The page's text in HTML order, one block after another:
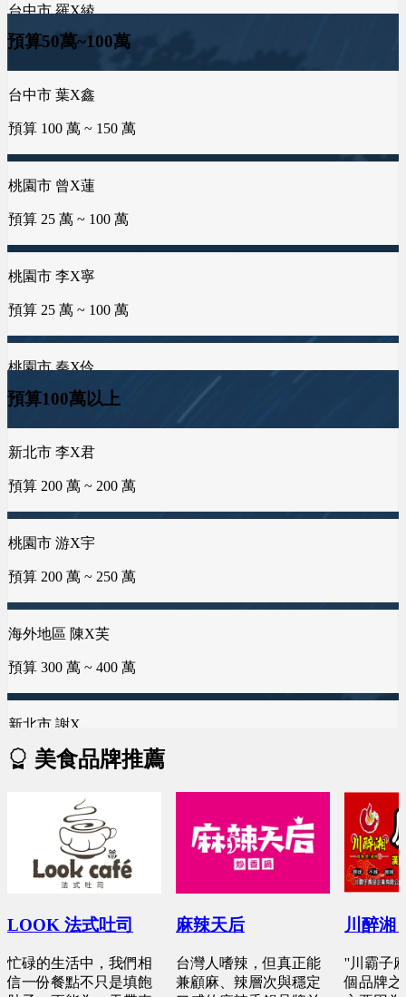
台中市 李X靜
桃園市 黃X祥
預算 100 萬 ~ 200 萬
屏東縣 邱X瑄
預算 100 萬 ~ 250 萬
台中市 何X廷
預算 150 萬 ~ 300 萬
高雄市 葉X姐
預算 25 萬 ~ 300 萬
彰化縣 蕭X豐
預算 25 萬 ~ 200 萬
嘉義市 王X志
預算 100 萬 ~ 200 萬
預算 50 萬 ~ 50 萬
雲林縣 林X慧
預算 25 萬 ~ 50 萬
預算 25 萬 ~ 50 萬
新北市 楊X
預算50萬~100萬
台中市 葉X鑫
預算 100 萬 ~ 150 萬
桃園市 曾X蓮
預算 25 萬 ~ 100 萬
桃園市 李X寧
預算 25 萬 ~ 100 萬
桃園市 秦X伶
桃園市 黄X姐
預算 50 萬 ~ 100 萬
新竹市 EXc
預算 100 萬 ~ 100 萬
彰化縣 詹X任
預算100萬以上
新北市 李X君
預算 200 萬 ~ 200 萬
桃園市 游X宇
預算 200 萬 ~ 250 萬
海外地區 陳X芙
預算 300 萬 ~ 400 萬
新北市 謝X
預算 100 萬 ~ 200 萬
台南市 周X臣
預算 100 萬 ~ 200 萬
桃園市 李X洋
美食品牌推薦
LOOK 法式吐司
忙碌的生活中，我們相
信一份餐點不只是填飽
麻辣天后
台灣人嗜辣，但真正能
兼顧麻、辣層次與穩定
川醉湘
''川霸子
個品牌之